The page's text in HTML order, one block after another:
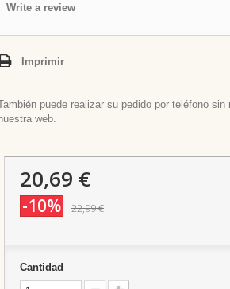
Write a review
Imprimir
puede realizar su pedido por teléfono
web.
20,69 €
-10% 22,99 €
Cantidad